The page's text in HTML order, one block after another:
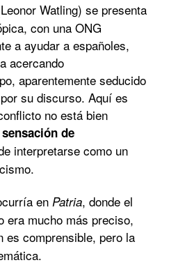
Watling) se presenta
con una ONG
a ayudar a españoles,
acercando
aparentemente seducido
su discurso. Aquí es
no está bien
sensación de
interpretarse como un
en Patria, donde el
era mucho más preciso,
es comprensible, pero la